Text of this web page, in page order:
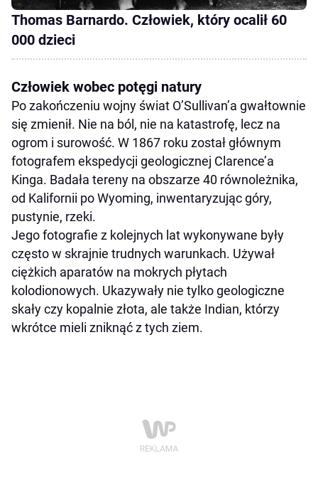
Thomas Barnardo. Człowiek, który ocalił 60
000 dzieci
Człowiek wobec potęgi natury
Po zakończeniu wojny świat O’Sullivan’a gwałtownie
się zmienił. Nie na ból, nie na katastrofę, lecz na
ogrom i surowość. W 1867 roku został głównym
fotografem ekspedycji geologicznej Clarence’a
Kinga. Badała tereny na obszarze 40 równoleżnika,
od Kalifornii po Wyoming, inwentaryzując góry,
pustynie, rzeki.
Jego fotografie z kolejnych lat wykonywane były
często w skrajnie trudnych warunkach. Używał
ciężkich aparatów na mokrych płytach
kolodionowych. Ukazywały nie tylko geologiczne
skały czy kopalnie złota, ale także Indian, którzy
wkrótce mieli zniknąć z tych ziem.